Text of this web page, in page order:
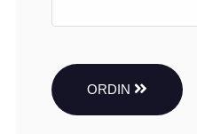
ORDIN